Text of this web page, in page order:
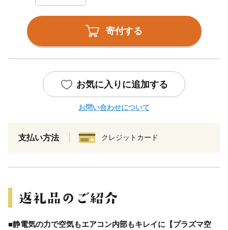
寄付する
お気に入りに追加する
お問い合わせについて
支払い方法 クレジットカード
■静電気の力で空気もエアコン内部もキレイに【プラズマ空